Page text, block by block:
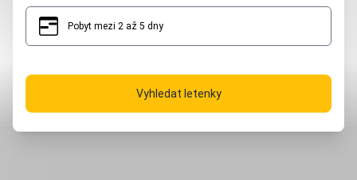
Pobyt mezi 2 až 5 dny
Vyhledat letenky